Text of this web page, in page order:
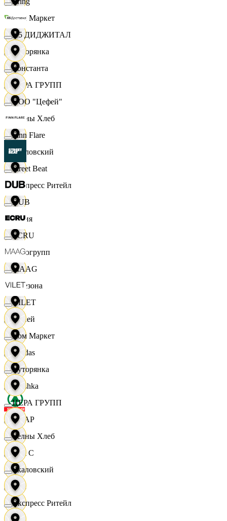
Хом Маркет
Хуторянка
ЦЕРА ГРУПП
Челны Хлеб
Чкаловский
Экспресс Ритейл
Юлия
Яркогрупп
4 Сезона
7 дней
Adidas
Bershka
СПАР
M A C
OBI
X5 ДИДЖИТАЛ
Константа
ООО "Цефей"
Finn Flare
Street Beat
DUB
ECRU
MAAG
VILET
Хом Маркет
Хуторянка
ЦЕРА ГРУПП
Челны Хлеб
Чкаловский
Экспресс Ритейл